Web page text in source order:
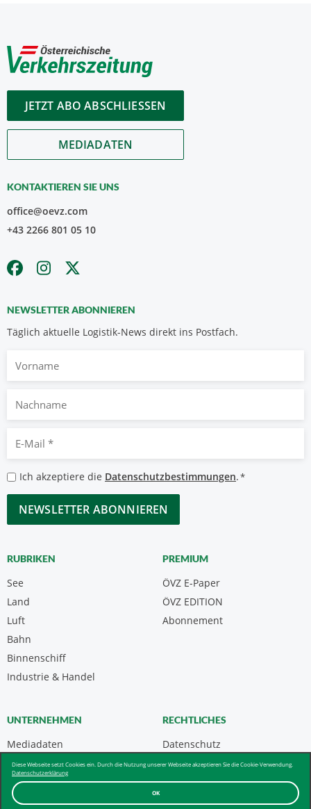
OK
Diese Webseite setzt Cookies ein. Durch die Nutzung unserer Webseite akzeptieren Sie die Cookie-Verwendung.
Datenschutzerklärung
JETZT ABO ABSCHLIESSEN
MEDIADATEN
KONTAKTIEREN SIE UNS
office@oevz.com
+43 2266 801 05 10
NEWSLETTER ABONNIEREN
Täglich aktuelle Logistik-News direkt ins Postfach.
Vorname
Nachname
Mail
*
Datenschutzbestimmungen
*
Ich akzeptiere die Datenschutzbestimmungen.*
CAPTCHA
RUBRIKEN
See
Land
Luft
Bahn
Binnenschiff
Industrie & Handel
PREMIUM
ÖVZ E-Paper
Abonnement
ÖVZ EDITION
UNTERNEHMEN
Mediadaten
Kontakt
Über uns & AGB
RECHTLICHES
Datenschutz
Impressum